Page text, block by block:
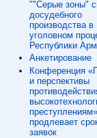
""Серые зоны"
досудебного
производства в
уголовном
Республики
Анкетирование
Конференция
и перспективы
преступлениям»
продлевает
заявок